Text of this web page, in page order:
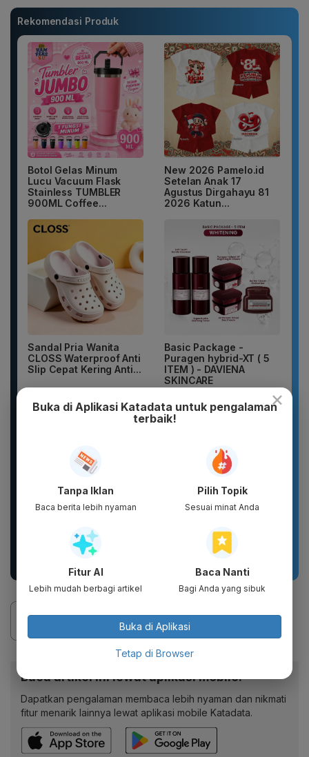
Rekomendasi Produk
Botol Gelas Minum
Lucu Vacuum Flask
Stainless TUMBLER
900ML Coffee...
New 2026 Pamelo.id
Setelan Anak 17
Agustus Dirgahayu 81
2026 Katun...
Sandal Pria Wanita
CLOSS Waterproof Anti
Slip Cepat Kering Anti...
Basic Package -
Puragen hybrid-XT ( 5
ITEM ) - DAVIENA
SKINCARE
White Body Lotion
Whitening &
Moisturizing |...
sandal pria terbaru.
Motif kartun berpendar.
Baca artikel ini lewat aplikasi mobile.
Dapatkan pengalaman membaca lebih nyaman dan nikmati
fitur menarik lainnya lewat aplikasi mobile Katadata.
×
Buka di Aplikasi Katadata untuk pengalaman
terbaik!
Tanpa Iklan
Baca berita lebih nyaman
Pilih Topik
Sesuai minat Anda
Fitur AI
Lebih mudah berbagi artikel
Baca Nanti
Bagi Anda yang sibuk
Buka di Aplikasi
Tetap di Browser